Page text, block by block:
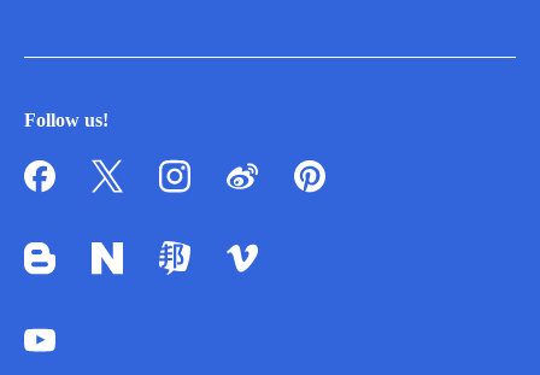
Follow us!